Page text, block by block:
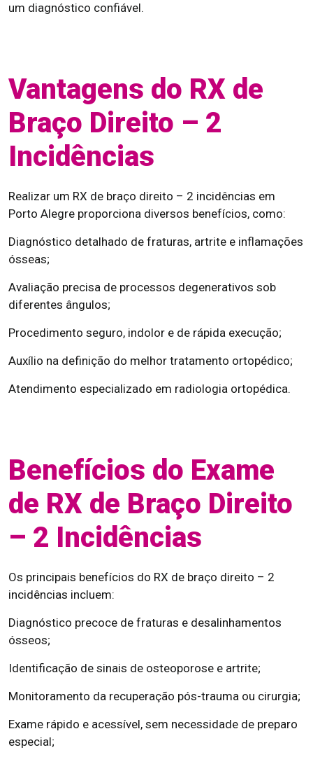
um diagnóstico confiável.
Vantagens do RX de
Braço Direito – 2
Incidências
Realizar um RX de braço direito – 2 incidências em
Porto Alegre proporciona diversos benefícios, como:
Diagnóstico detalhado de fraturas, artrite e inflamações
ósseas;
Avaliação precisa de processos degenerativos sob
diferentes ângulos;
Procedimento seguro, indolor e de rápida execução;
Auxílio na definição do melhor tratamento ortopédico;
Atendimento especializado em radiologia ortopédica.
Benefícios do Exame
de RX de Braço Direito
– 2 Incidências
Os principais benefícios do RX de braço direito – 2
incidências incluem:
Diagnóstico precoce de fraturas e desalinhamentos
ósseos;
Identificação de sinais de osteoporose e artrite;
Monitoramento da recuperação pós-trauma ou cirurgia;
Exame rápido e acessível, sem necessidade de preparo
especial;